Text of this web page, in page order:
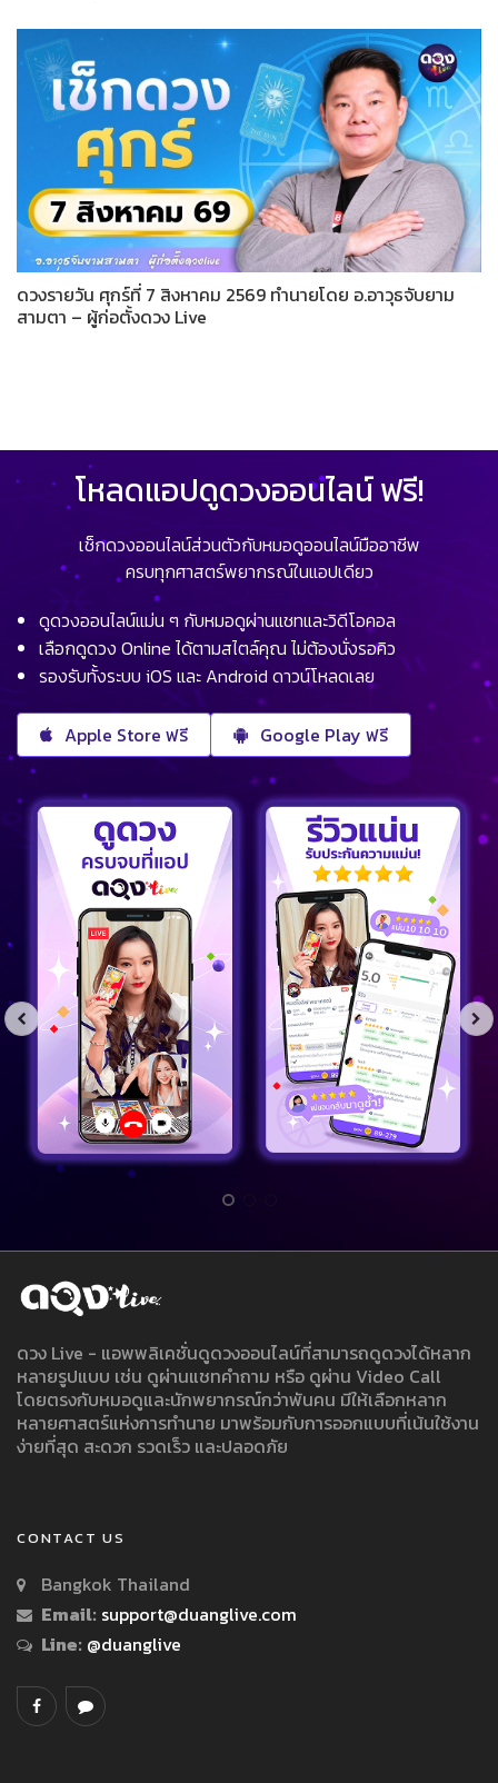
ดวงรายวัน ศุกร์ที่ 7 สิงหาคม 2569 ทำนายโดย อ.อาวุธจับยาม
สามตา – ผู้ก่อตั้งดวง Live
โหลดแอปดูดวงออนไลน์ ฟรี!
เช็กดวงออนไลน์ส่วนตัวกับหมอดูออนไลน์มืออาชีพ
ครบทุกศาสตร์พยากรณ์ในแอปเดียว
ดูดวงออนไลน์แม่น ๆ กับหมอดูผ่านแชทและวิดีโอคอล
เลือกดูดวง Online ได้ตามสไตล์คุณ ไม่ต้องนั่งรอคิว
รองรับทั้งระบบ iOS และ Android ดาวน์โหลดเลย
Apple Store ฟรี Google Play ฟรี
ดวง Live - แอพพลิเคชั่นดูดวงออนไลน์ที่สามารถดูดวงได้หลาก
หลายรูปแบบ เช่น ดูผ่านแชทคำถาม หรือ ดูผ่าน Video Call
โดยตรงกับหมอดูและนักพยากรณ์กว่าพันคน มีให้เลือกหลาก
หลายศาสตร์แห่งการทำนาย มาพร้อมกับการออกแบบที่เน้นใช้งาน
ง่ายที่สุด สะดวก รวดเร็ว และปลอดภัย
CONTACT US
Bangkok Thailand
Email: support@duanglive.com
Line: @duanglive